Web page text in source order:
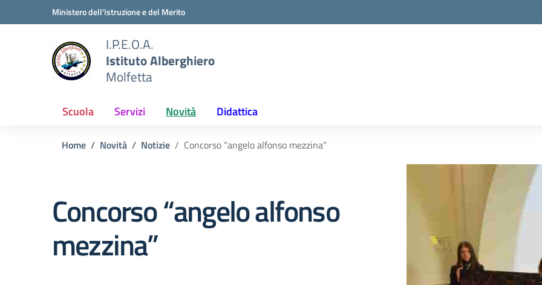
Vai ai contenuti
Vai al menu di navigazioneMinistero dell'Istruzione e del Merito
I.P.E.O.A.
Istituto Alberghiero
Molfetta
Scuola Servizi Novità Didattica
Home Novità Notizie Concorso “angelo alfonso mezzina”
Concorso “angelo alfonso
mezzina”